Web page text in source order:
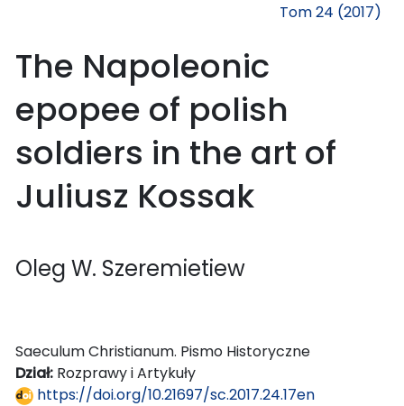
Tom 24 (2017)
The Napoleonic
epopee of polish
soldiers in the art of
Juliusz Kossak
Oleg W. Szeremietiew
Saeculum Christianum. Pismo Historyczne
Dział: Rozprawy i Artykuły
https://doi.org/10.21697/sc.2017.24.17en